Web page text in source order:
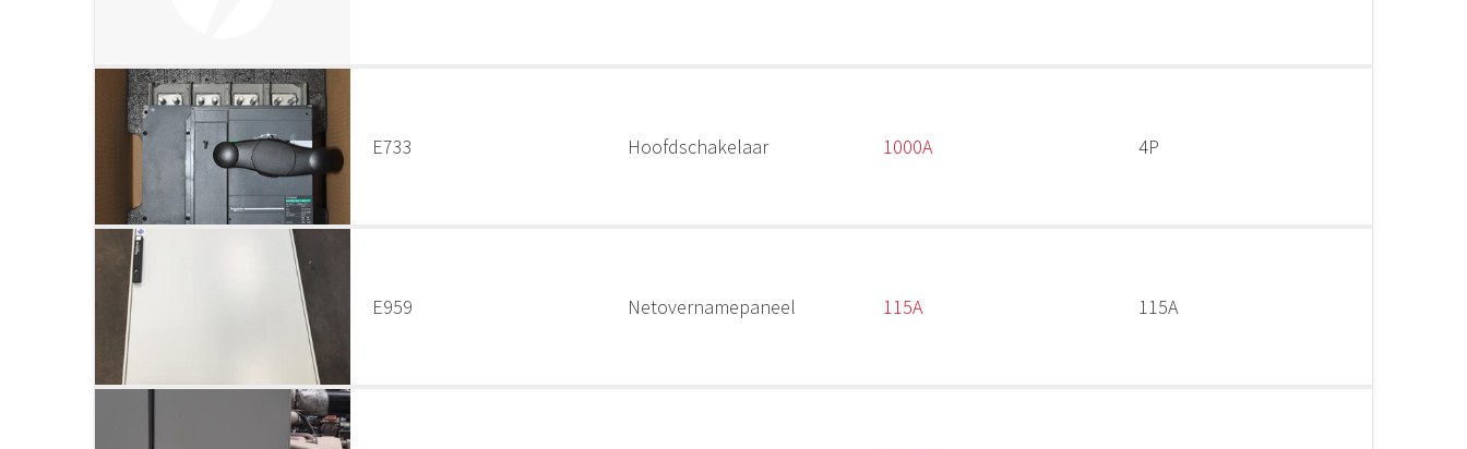
E733 Hoofdschakelaar 1000A 4P
E959 Netovernamepaneel 115A 115A